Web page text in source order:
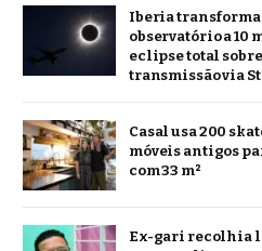
Iberia transforma
observatório a 10
eclipse total
transmissão via
Casal usa 200
móveis antigos
com 33 m²
Ex-gari recolhia